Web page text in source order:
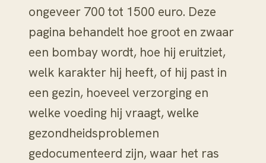
ongeveer 700 tot 1500 euro. Deze
pagina behandelt hoe groot en zwaar
een bombay wordt, hoe hij eruitziet,
welk karakter hij heeft, of hij past in
een gezin, hoeveel verzorging en
welke voeding hij vraagt, welke
gezondheidsproblemen
gedocumenteerd zijn, waar het ras